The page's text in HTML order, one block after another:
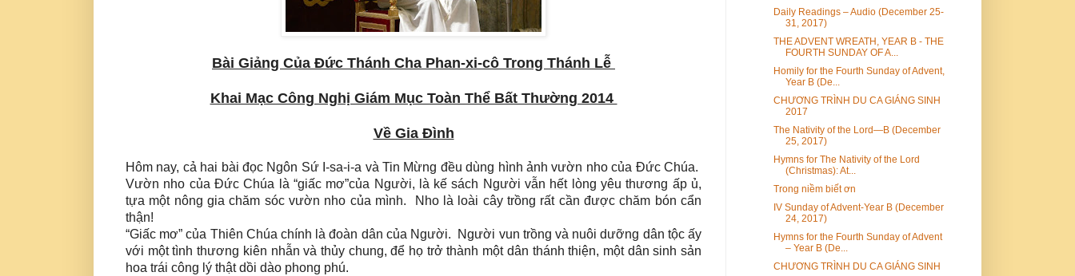
Bài Giảng Của Đức Thánh Cha Phan-xi-cô Trong Thánh Lễ
Khai Mạc Công Nghị Giám Mục Toàn Thể Bất Thường 2014
Về Gia Đình
Hôm nay, cả hai bài đọc Ngôn Sứ I-sa-i-a và Tin Mừng đều dùng hình ảnh vườn nho của Đức Chúa.
Vườn nho của Đức Chúa là “giấc mơ”của Người, là kế sách Người vẫn hết lòng yêu thương ấp ủ,
tựa một nông gia chăm sóc vườn nho của mình. Nho là loài cây trồng rất cần được chăm bón cẩn
thận!
“Giấc mơ” của Thiên Chúa chính là đoàn dân của Người. Người vun trồng và nuôi dưỡng dân tộc ấy
với một tình thương kiên nhẫn và thủy chung, để họ trở thành một dân thánh thiện, một dân sinh sản
hoa trái công lý thật dồi dào phong phú.
Daily Readings – Audio (December 25-
31, 2017)
THE ADVENT WREATH, YEAR B - THE
FOURTH SUNDAY OF A...
Homily for the Fourth Sunday of Advent,
Year B (De...
CHƯƠNG TRÌNH DU CA GIÁNG SINH
2017
The Nativity of the Lord—B (December
25, 2017)
Hymns for The Nativity of the Lord
(Christmas): At...
Trong niềm biết ơn
IV Sunday of Advent-Year B (December
24, 2017)
Hymns for the Fourth Sunday of Advent
– Year B (De...
CHƯƠNG TRÌNH DU CA GIÁNG SINH